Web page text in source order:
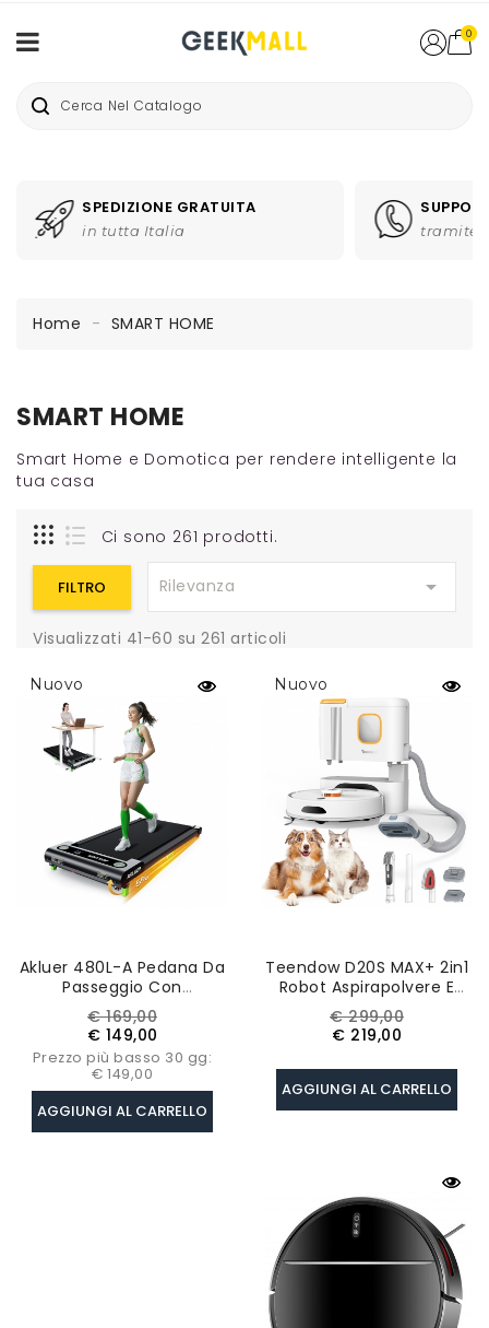
0
SPEDIZIONE GRATUITA
in tutta Italia tramite
Home SMART HOME
SMART HOME
Smart Home e Domotica per rendere intelligente la
tua casa
Ci sono 261 prodotti.
FILTRO Rilevanza 
Visualizzati 41-60 su 261 articoli
Nuovo
Akluer 480L-A Pedana Da
Passeggio Con
Inclinazione, Tapis
Roulant Sotto La
Scrivania Da 2,5 HP Con
Telecomando
Prezzo
base
€ 169,00Prezzo
€ 149,00
Prezzo più basso 30 gg:
€ 149,00
AGGIUNGI AL CARRELLO
Nuovo
Teendow D20S MAX+ 2in1
Robot Aspirapolvere E
Toelettatura Per Animali,
Aspirazione 6000 Pa,
Pulizia A Mani Libere Per
70 Giorni
Prezzo
base
€ 299,00Prezzo
€ 219,00
AGGIUNGI AL CARRELLO